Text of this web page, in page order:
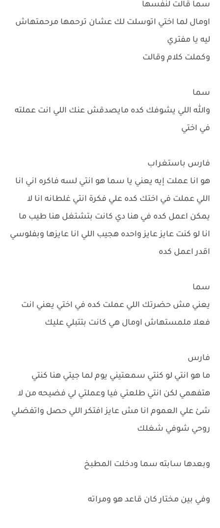
سما قالت لنفسها
اومال لما اختي اتوسلت لك عشان ترحمها مرحمتهاش
ليه يا مفتري
وكملت كلام وقالت
سما
والله اللي يشوفك كده مايصدقش عنك اللي انت عملته
في اختي
فارس باستغراب
هو انا عملت إيه يعني يا سما هو انتي لسه فاكره اني انا
اللي عملت في اختك كده علي فكرة انتي غلطانه انا لا
يمكن اعمل كده في هنا دي كانت بتشتغل هنا طيب ما
انا لو كنت عايز عايز واحده هجيب اللي انا عايزها وبفلوسي
اقدر اعمل كده
سما
يعني مش حضرتك اللي عملت كده في اختي يعني انت
فعلا ملمستهاش اومال هي كانت بتتبلي عليك
فارس
ما هو انتي لو كنتي سمعتيني يوم لما جيتي هنا كنتي
هتفهمي لكن انتي طلعتي فيا وعملتي لي فضيحه من لا
شئ علي العموم انا مش عايز افتكر اللي حصل واتفضلي
روحي شوفي شغلك
وبعدها سابته سما ودخلت المطبخ
وفي بين مختار كان قاعد هو ومراته